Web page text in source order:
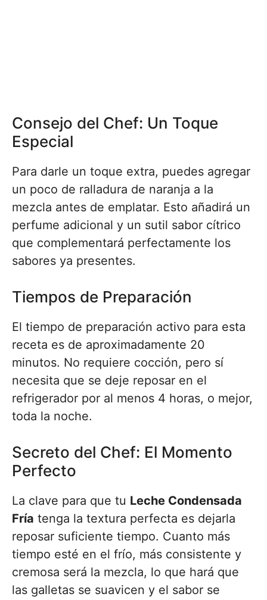
Consejo del Chef: Un Toque
Especial
Para darle un toque extra, puedes agregar
un poco de ralladura de naranja a la
mezcla antes de emplatar. Esto añadirá un
perfume adicional y un sutil sabor cítrico
que complementará perfectamente los
sabores ya presentes.
Tiempos de Preparación
El tiempo de preparación activo para esta
receta es de aproximadamente 20
minutos. No requiere cocción, pero sí
necesita que se deje reposar en el
refrigerador por al menos 4 horas, o mejor,
toda la noche.
Secreto del Chef: El Momento
Perfecto
La clave para que tu Leche Condensada
Fría tenga la textura perfecta es dejarla
reposar suficiente tiempo. Cuanto más
tiempo esté en el frío, más consistente y
cremosa será la mezcla, lo que hará que
las galletas se suavicen y el sabor se